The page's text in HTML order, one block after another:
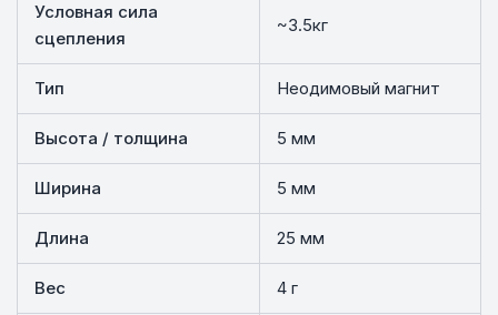
Условная сила
сцепления
~3.5кг
Тип Неодимовый магнит
Высота / толщина 5 мм
Ширина 5 мм
Длина 25 мм
Вес 4 г